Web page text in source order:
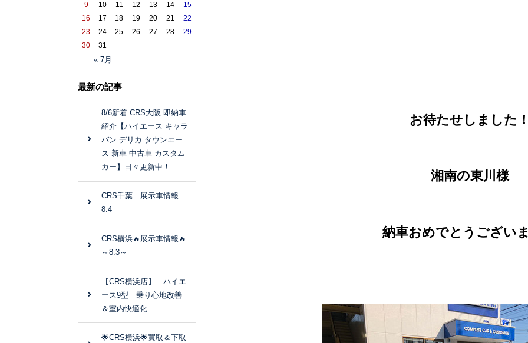
お待たせしました
湘南の東川様
納車おめでとうござい
« 7月
9
10 11 12 13 14
15
16
17 18 19 20 21
22
23
24 25 26 27 28
29
30
31
最新の記事
8/6新着 CRS大阪 即納車
紹介【ハイエース キャラ
バン デリカ タウンエー
ス 新車 中古車 カスタム
カー】日々更新中！
CRS千葉 展示車情報
8.4
CRS横浜🔥展示車情報🔥
～8.3～
【CRS横浜店】 ハイエ
ース9型 乗り心地改善
＆室内快適化
🌟CRS横浜🌟買取＆下取